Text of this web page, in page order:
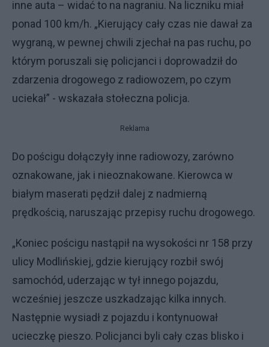
inne auta – widać to na nagraniu. Na liczniku miał
ponad 100 km/h. „Kierujący cały czas nie dawał za
wygraną, w pewnej chwili zjechał na pas ruchu, po
którym poruszali się policjanci i doprowadził do
zdarzenia drogowego z radiowozem, po czym
uciekał” - wskazała stołeczna policja.
Reklama
Do pościgu dołączyły inne radiowozy, zarówno
oznakowane, jak i nieoznakowane. Kierowca w
białym maserati pędził dalej z nadmierną
prędkością, naruszając przepisy ruchu drogowego.
„Koniec pościgu nastąpił na wysokości nr 158 przy
ulicy Modlińskiej, gdzie kierujący rozbił swój
samochód, uderzając w tył innego pojazdu,
wcześniej jeszcze uszkadzając kilka innych.
Następnie wysiadł z pojazdu i kontynuował
ucieczkę pieszo. Policjanci byli cały czas blisko i